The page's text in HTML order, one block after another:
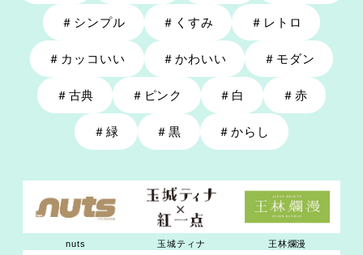
＃ シンプル ＃ くすみ ＃ レトロ
＃ カッコいい ＃かわいい ＃ モダン
＃ 古典 ＃ ピンク ＃ 白 ＃ 赤
＃ 緑 ＃黒 ＃からし
nuts 玉城ティナ 王林爛漫